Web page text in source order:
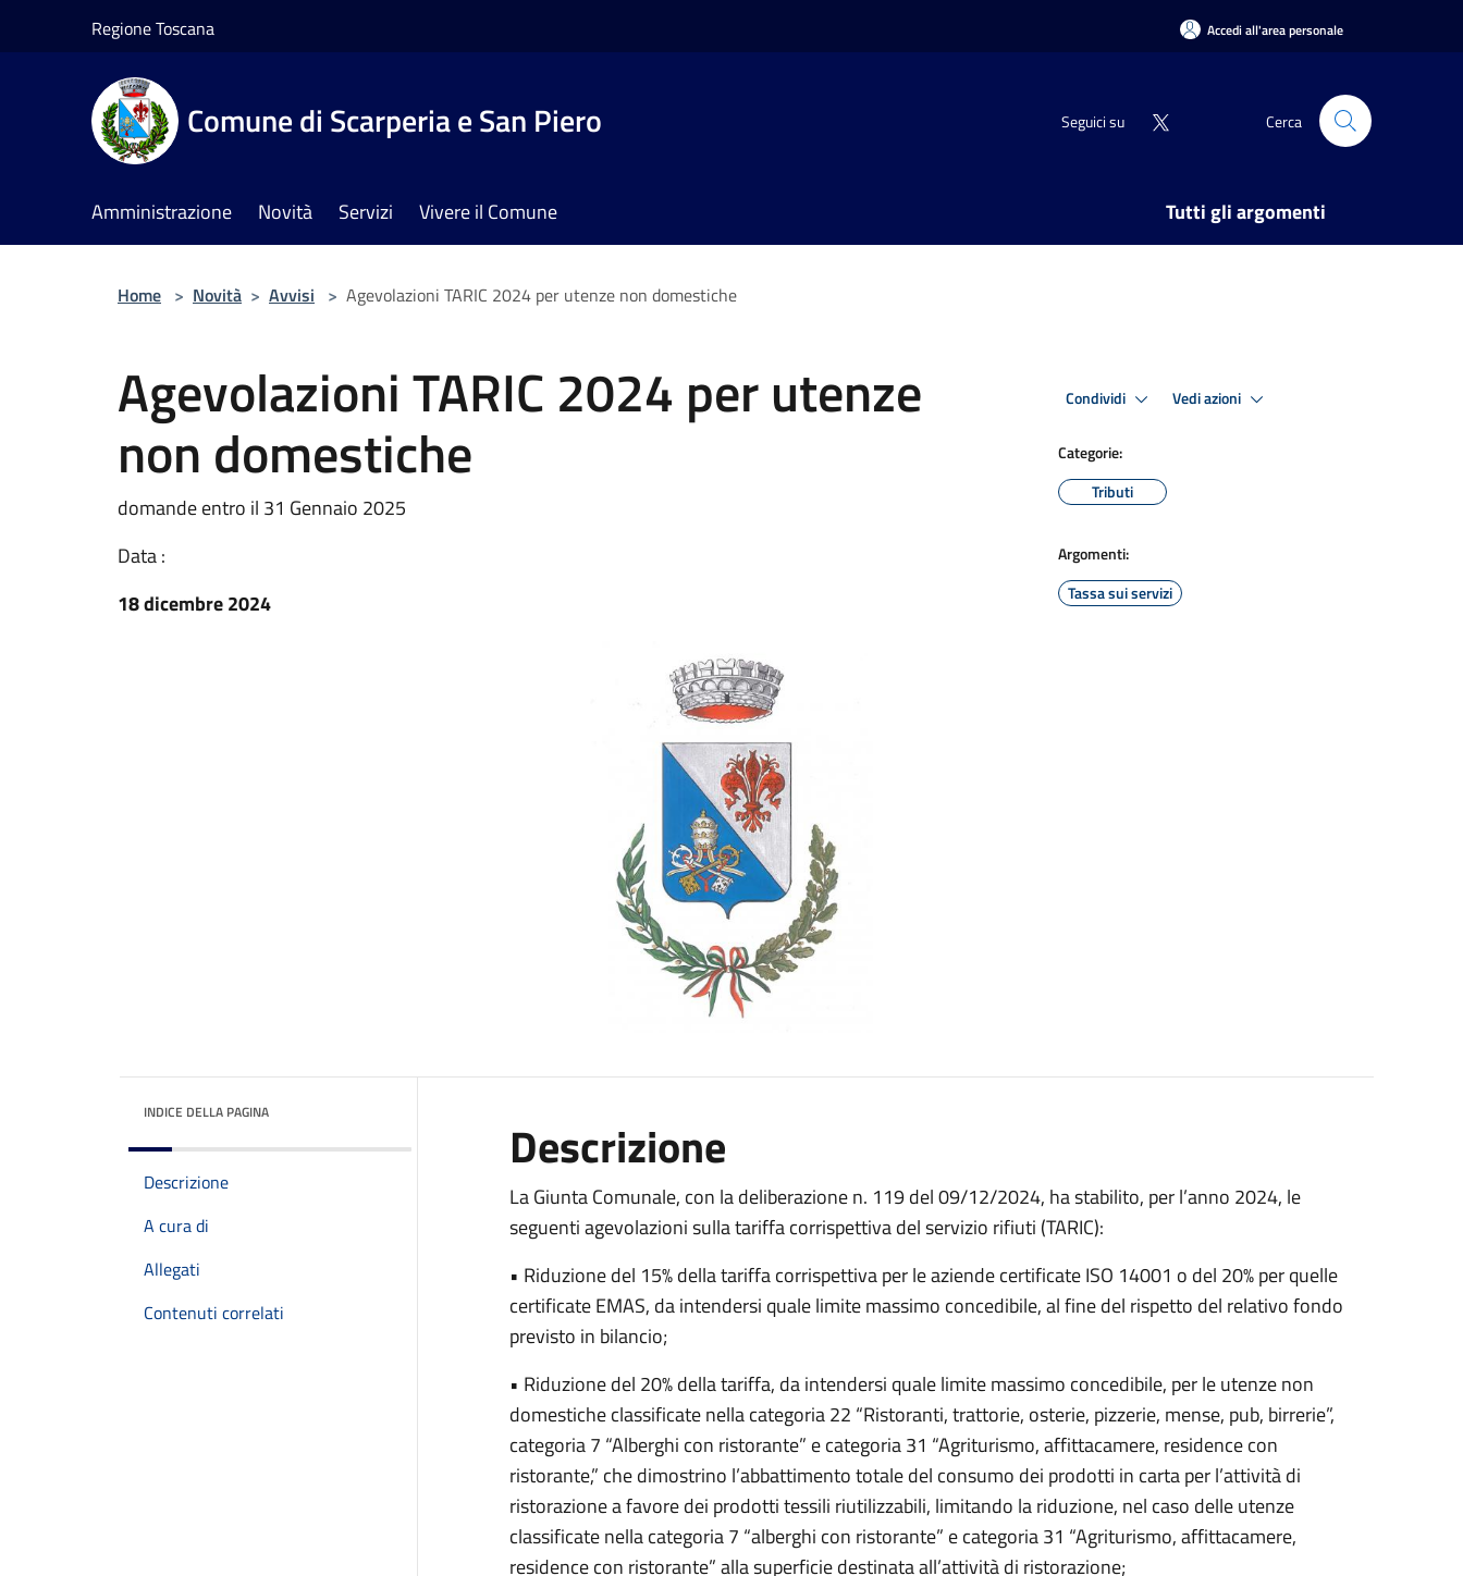
Regione Toscana Accedi all'area personale
Comune di Scarperia e San Piero Seguici su Cerca
Amministrazione Novità Servizi Vivere il Comune Tutti gli argomenti
Home > Novità > Avvisi > Agevolazioni TARIC 2024 per utenze non domestiche
Agevolazioni TARIC 2024 per utenze
non domestiche
domande entro il 31 Gennaio 2025
Data :
18 dicembre 2024
Condividi Vedi azioni
Categorie:
Tributi
Argomenti:
Tassa sui servizi
INDICE DELLA PAGINA
Descrizione
A cura di
Allegati
Contenuti correlati
Descrizione
La Giunta Comunale, con la deliberazione n. 119 del 09/12/2024, ha stabilito, per l’anno 2024, le
seguenti agevolazioni sulla tariffa corrispettiva del servizio rifiuti (TARIC):
• Riduzione del 15% della tariffa corrispettiva per le aziende certificate ISO 14001 o del 20% per quelle
certificate EMAS, da intendersi quale limite massimo concedibile, al fine del rispetto del relativo fondo
previsto in bilancio;
• Riduzione del 20% della tariffa, da intendersi quale limite massimo concedibile, per le utenze non
domestiche classificate nella categoria 22 “Ristoranti, trattorie, osterie, pizzerie, mense, pub, birrerie”,
categoria 7 “Alberghi con ristorante” e categoria 31 “Agriturismo, affittacamere, residence con
ristorante,” che dimostrino l’abbattimento totale del consumo dei prodotti in carta per l’attività di
ristorazione a favore dei prodotti tessili riutilizzabili, limitando la riduzione, nel caso delle utenze
classificate nella categoria 7 “alberghi con ristorante” e categoria 31 “Agriturismo, affittacamere,
residence con ristorante” alla superficie destinata all’attività di ristorazione;